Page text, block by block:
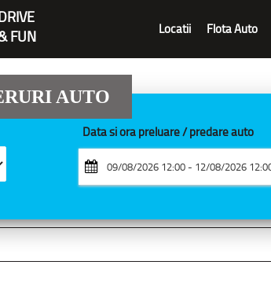
FUN
Locatii Flota Auto
AUTO
Data si ora preluare / predare auto